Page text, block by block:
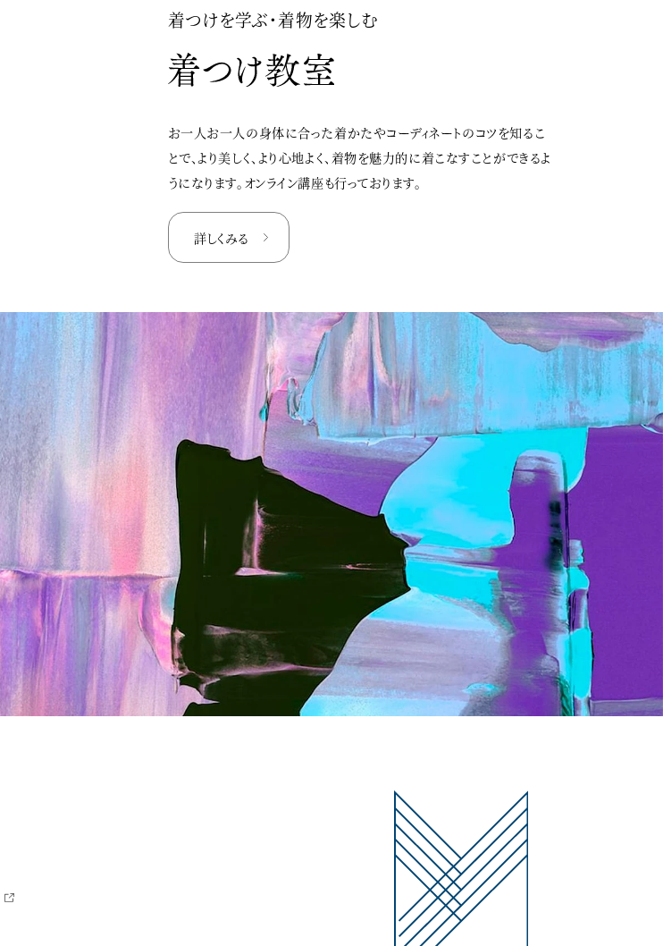
着つけを学ぶ・着物を楽しむ
お一人お一人の身体に合った着かたやコーディネートのコツを知るこ
とで、より美しく、より心地よく、着物を魅力的に着こなすことができるよ
うになります。オンライン講座も行っております。
詳しくみる